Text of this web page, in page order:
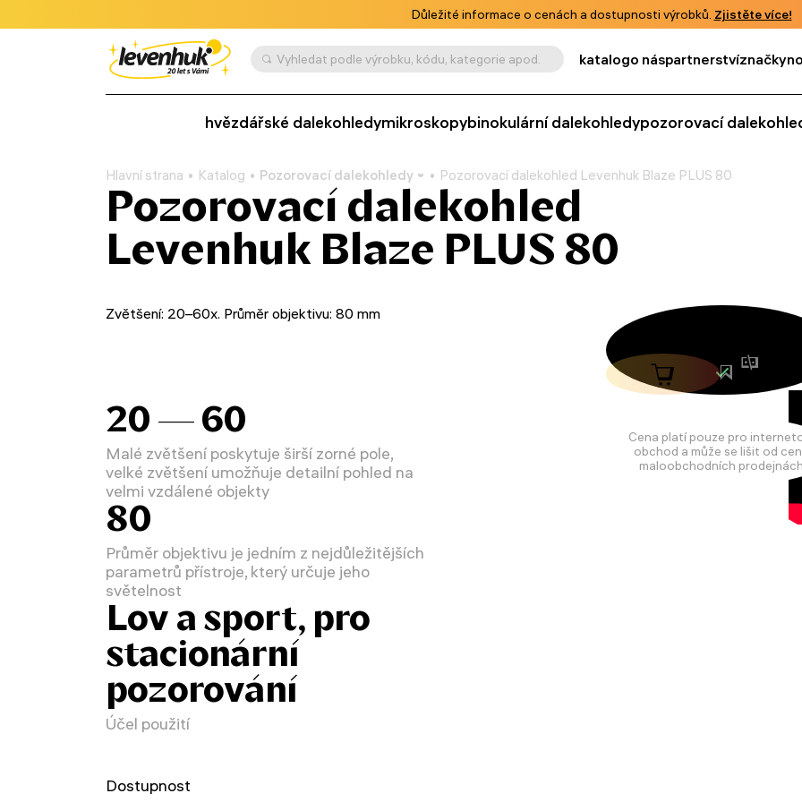
Důležité informace o cenách a dostupnosti výrobků. Zjistěte více!
Vyhledat podle výrobku, kódu, kategorie apod. katalogo náspartnerstvíznačky
hvězdářské dalekohledymikroskopybinokulární dalekohledypozorovací
Hlavní strana Katalog Pozorovací dalekohledy Pozorovací dalekohled Levenhuk Blaze PLUS 80
Pozorovací dalekohled
Levenhuk Blaze PLUS 80
Cena platí pouze pro
obchod a může se lišit od
maloobchodních
Zvětšení: 20–60x. Průměr objektivu: 80 mm
20 — 60
Malé zvětšení poskytuje širší zorné pole,
velké zvětšení umožňuje detailní pohled na
velmi vzdálené objekty
80
Průměr objektivu je jedním z nejdůležitějších
parametrů přístroje, který určuje jeho
světelnost
Lov a sport, pro
stacionární
pozorování
Účel použití
Dostupnost